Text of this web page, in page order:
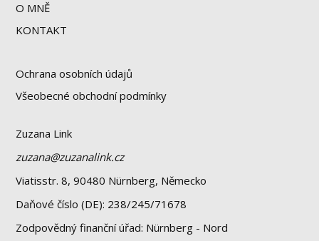
O MNĚ
KONTAKT
Ochrana osobních údajů
Všeobecné obchodní podmínky
Zuzana Link
zuzana@zuzanalink.cz
Viatisstr. 8, 90480 Nürnberg, Německo
Daňové číslo (DE): 238/245/71678
Zodpovědný finanční úřad: Nürnberg - Nord